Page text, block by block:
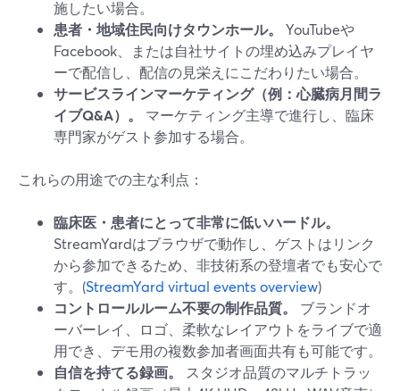
施したい場合。
患者・地域住民向けタウンホール。
YouTubeや
Facebook、または自社サイトの埋め込みプレイヤ
ーで配信し、配信の見栄えにこだわりたい場合。
サービスラインマーケティング（例：心臓病月間ラ
イブQ&A）。
マーケティング主導で進行し、臨床
専門家がゲスト参加する場合。
これらの用途での主な利点：
臨床医・患者にとって非常に低いハードル。
StreamYardはブラウザで動作し、ゲストはリンク
から参加できるため、非技術系の登壇者でも安心で
す。(StreamYard virtual events overview)
コントロールルーム不要の制作品質。
ブランドオ
ーバーレイ、ロゴ、柔軟なレイアウトをライブで適
用でき、デモ用の複数参加者画面共有も可能です。
自信を持てる録画。
スタジオ品質のマルチトラッ